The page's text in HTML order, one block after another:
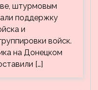
штурмовым
поддержку
и
войск.
на Донецком
[…]